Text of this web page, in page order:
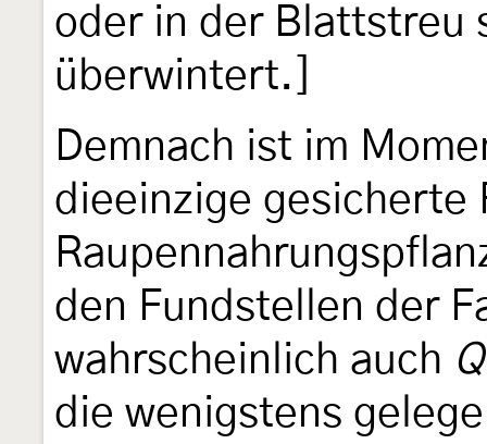
oder in der Blattstreu
überwintert.]
Demnach ist im
dieeinzige gesicherte
den Fundstellen der
wahrscheinlich auch
die wenigstens